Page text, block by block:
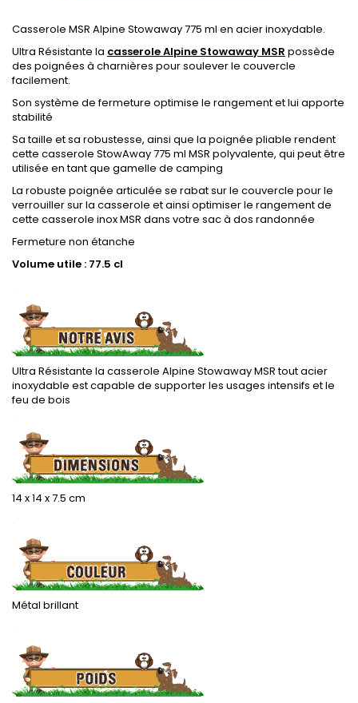
Casserole MSR Alpine Stowaway 775 ml en acier inoxydable.
Ultra Résistante la casserole Alpine Stowaway MSR possède
des poignées à charnières pour soulever le couvercle
facilement.
Son système de fermeture optimise le rangement et lui apporte
stabilité
Sa taille et sa robustesse, ainsi que la poignée pliable rendent
cette casserole StowAway 775 ml MSR polyvalente, qui peut être
utilisée en tant que gamelle de camping
La robuste poignée articulée se rabat sur le couvercle pour le
verrouiller sur la casserole et ainsi optimiser le rangement de
cette casserole inox MSR dans votre sac à dos randonnée
Fermeture non étanche
Volume utile : 77.5 cl
.
Ultra Résistante la casserole Alpine Stowaway MSR tout acier
inoxydable est capable de supporter les usages intensifs et le
feu de bois
.
14 x 14 x 7.5 cm
.
Métal brillant
.